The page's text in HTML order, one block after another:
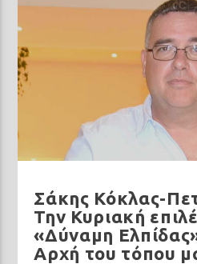
Σάκης Κόκλας-
Την Κυριακή
«Δύναμη
Αρχή του τόπου